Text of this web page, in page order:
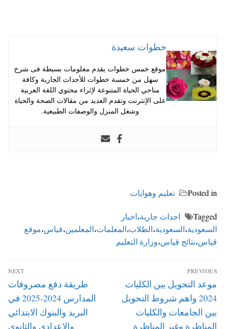
خطوات سعيدة
موقع خمس خطوات يقدم معلومات بسيطة فى شرح
سهل من خمسة خطوات للأحداث الجارية وكافة
مناحي الحياة المتنوعة لإثراء محتوي اللغة العربية
على الإنترنت وتقدم العديد من مقالات الصحة والحياة
وشغل المنزل والوصفات الطبيعية.
Posted in تعليم وهوايات
Tagged احداث جارية،اخبار
السعودية،السعودية،الطلاب،المعلمات،المعلمين،قياس،موقع
قياس،نتائج قياس،وزارة التعليم
تصفّح
المقالات
PREVIOUS
Previous
post:
موعد التحويل بين الكليات
2024 واهم شروط التحويل
بين الجامعات والكليات
المناظرة وغير المناظرة
NEXT
Next
post:
طريقة دفع مصروفات
المدارس 2024-2025 في
البريد والبنوك الابتدائي
والاعدادي والثانوي